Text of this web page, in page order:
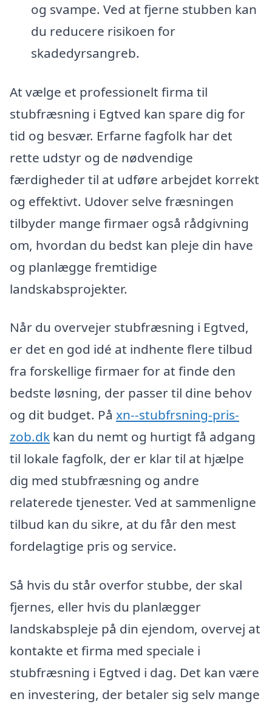
og svampe. Ved at fjerne stubben kan
du reducere risikoen for
skadedyrsangreb.
At vælge et professionelt firma til
stubfræsning i Egtved kan spare dig for
tid og besvær. Erfarne fagfolk har det
rette udstyr og de nødvendige
færdigheder til at udføre arbejdet korrekt
og effektivt. Udover selve fræsningen
tilbyder mange firmaer også rådgivning
om, hvordan du bedst kan pleje din have
og planlægge fremtidige
landskabsprojekter.
Når du overvejer stubfræsning i Egtved,
er det en god idé at indhente flere tilbud
fra forskellige firmaer for at finde den
bedste løsning, der passer til dine behov
og dit budget. På xn--stubfrsning-pris-
zob.dk kan du nemt og hurtigt få adgang
til lokale fagfolk, der er klar til at hjælpe
dig med stubfræsning og andre
relaterede tjenester. Ved at sammenligne
tilbud kan du sikre, at du får den mest
fordelagtige pris og service.
Så hvis du står overfor stubbe, der skal
fjernes, eller hvis du planlægger
landskabspleje på din ejendom, overvej at
kontakte et firma med speciale i
stubfræsning i Egtved i dag. Det kan være
en investering, der betaler sig selv mange